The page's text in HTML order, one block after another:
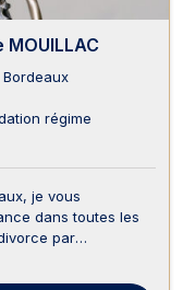
régime
je vous
dans toutes les
par
par le tribunal, à